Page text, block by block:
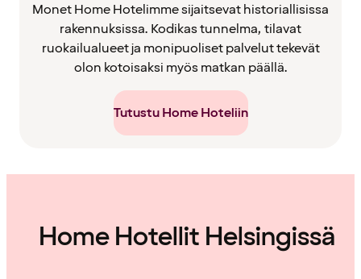
Monet Home Hotelimme sijaitsevat historiallisissa
rakennuksissa. Kodikas tunnelma, tilavat
ruokailualueet ja monipuoliset palvelut tekevät
olon kotoisaksi myös matkan päällä.
Tutustu Home Hoteliin
Home Hotellit Helsingissä